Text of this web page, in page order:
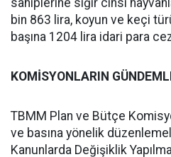
sahiplerine sığır cinsi
bin 863 lira, koyun ve keçi
başına 1204 lira idari para
KOMİSYONLARIN
TBMM Plan ve Bütçe
ve basına yönelik
Kanunlarda Değişiklik